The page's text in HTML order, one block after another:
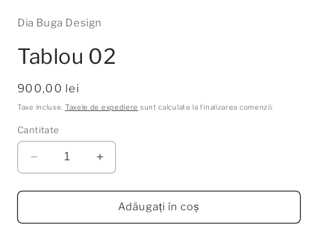
Dia Buga Design
Tablou 02
Preț
obișnuit
900,00 lei
Taxe incluse. Taxele de expediere sunt calculate la finalizarea comenzii.
Cantitate
Reduceți
cantitatea
pentru
02
Creșteți
cantitatea
pentru
Tablou
02
Adăugați în coș